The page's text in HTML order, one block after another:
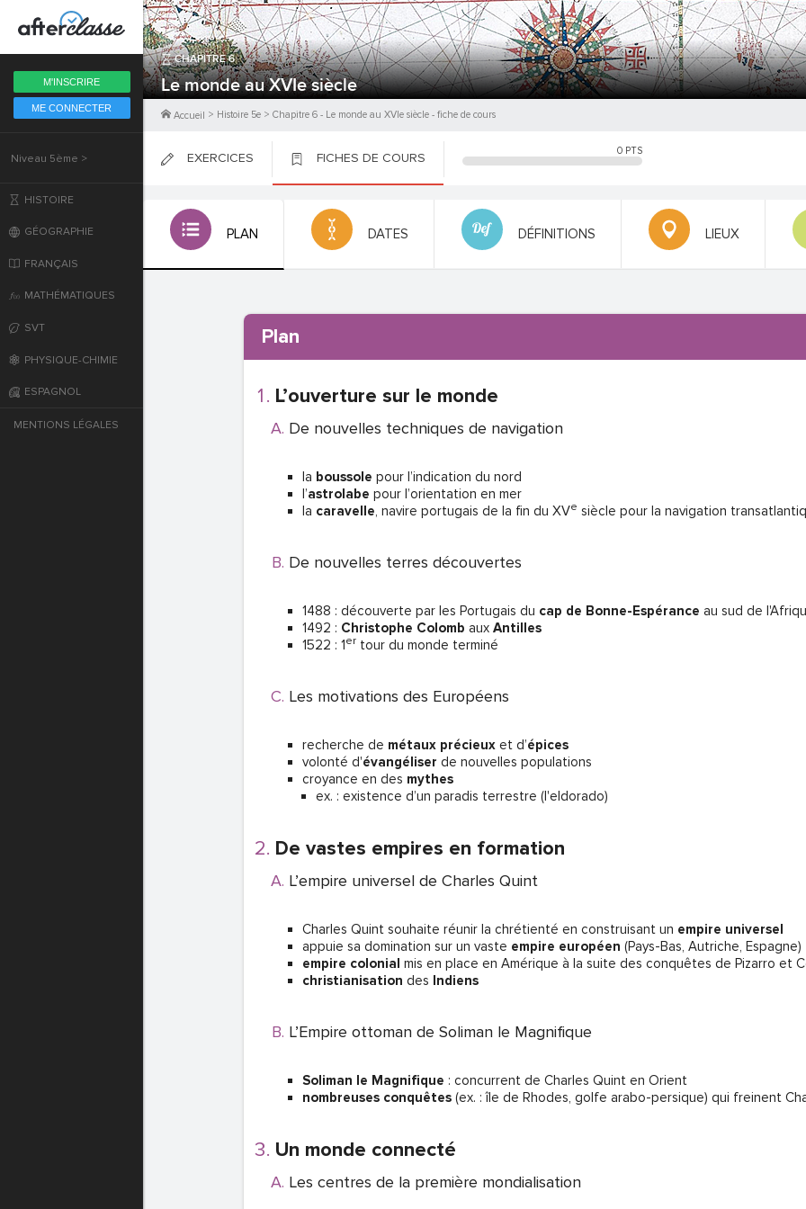
CHAPITRE6
Le monde au XVIe siècle
Accueil > Histoire 5e > Chapitre 6 - Le monde au XVIe siècle - fiche de cours
EXERCICES FICHES DE COURS 0 PTS
PLAN DATES DÉFINITIONS LIEUX
Plan
L’ouverture sur le monde
De nouvelles techniques de navigation
la boussole pour l’indication du nord
l’astrolabe pour l’orientation en mer
la caravelle, navire portugais de la fin du XVe siècle pour la navigation
De nouvelles terres découvertes
1488 : découverte par les Portugais du cap de Bonne-Espérance au sud de
1492 : Christophe Colomb aux Antilles
1522 : 1ertour du monde terminé
Les motivations des Européens
recherche de métaux précieuxet d’épices
volonté d'évangéliser de nouvelles populations
croyance en des mythes
ex. : existence d’un paradis terrestre (l'eldorado)
De vastes empires en formation
L’empire universel de Charles Quint
Charles Quint souhaite réunir la chrétienté en construisant un empire universel
appuie sa domination sur un vaste empire européen (Pays-Bas, Autriche, Espagne)
empire colonial mis en place en Amérique à la suite des conquêtes de Pizarro et
christianisation des Indiens
L’Empire ottoman de Soliman le Magnifique
Soliman le Magnifique : concurrent de Charles Quint en Orient
nombreuses conquêtes (ex. : île de Rhodes, golfe arabo-persique) qui freinent
Un monde connecté
Les centres de la première mondialisation
M'INSCRIRE
ME CONNECTER
Niveau 5ème >
HISTOIRE
GÉOGRAPHIE
FRANÇAIS
MATHÉMATIQUES
SVT
PHYSIQUE-CHIMIE
ESPAGNOL
MENTIONS LÉGALES
Fermer
6ème
5ème
Première